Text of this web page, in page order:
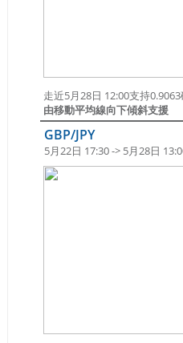
走近5月28日 12:00支持
由移動平均線向下傾斜支援
GBP/JPY
5月22日 17:30 -> 5月28日